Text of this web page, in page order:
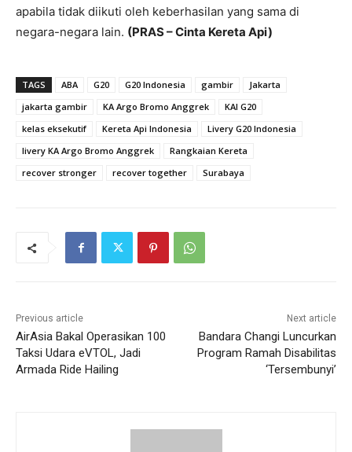
apabila tidak diikuti oleh keberhasilan yang sama di
negara-negara lain. (PRAS – Cinta Kereta Api)
TAGS ABA G20 G20 Indonesia gambir
Jakarta
jakarta gambir
KA Argo Bromo Anggrek
KAI G20
kelas eksekutif
Kereta Api Indonesia
Livery G20 Indonesia
livery KA Argo Bromo Anggrek
Rangkaian Kereta
recover stronger
recover together Surabaya
Previous article
AirAsia Bakal Operasikan 100
Taksi Udara eVTOL, Jadi
Armada Ride Hailing
Next article
Bandara Changi Luncurkan
Program Ramah Disabilitas
‘Tersembunyi’